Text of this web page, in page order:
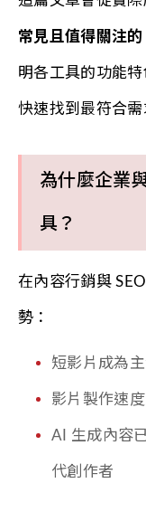
常見且值得關注
明各工具的功能
快速找到最符合
為什麼企業
具？
在內容行銷與
勢：
短影片成為
影片製作速
AI 生成內容
代創作者